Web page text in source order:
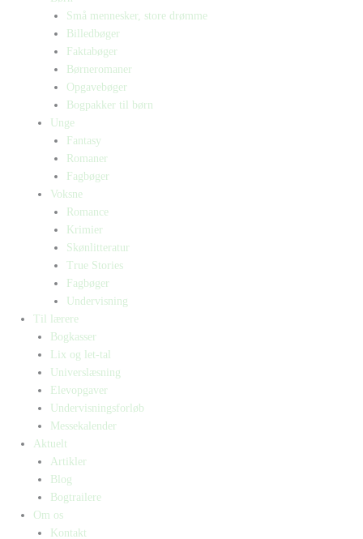
Små mennesker, store drømme
Billedbøger
Faktabøger
Børneromaner
Opgavebøger
Bogpakker til børn
Unge
Fantasy
Romaner
Fagbøger
Voksne
Romance
Krimier
Skønlitteratur
True Stories
Fagbøger
Undervisning
Til lærere
Bogkasser
Lix og let-tal
Universlæsning
Elevopgaver
Undervisningsforløb
Messekalender
Aktuelt
Artikler
Blog
Bogtrailere
Om os
Kontakt